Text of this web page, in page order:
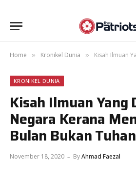
Home » Kronikel Dunia » Kisah Ilmuan Yang Dibuang
KRONIKEL DUNIA
Kisah Ilmuan Yang
Negara Kerana
Bulan Bukan Tuhan
November 18, 2020 ByAhmad Faezal